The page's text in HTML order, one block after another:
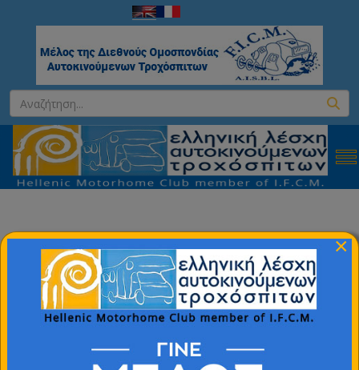
Εκδηλώσεις 2021
© 2004 - 2026 All Rights Reserved. | Φιλοξενία &
ΚατασκευήHostPlus LTD
×